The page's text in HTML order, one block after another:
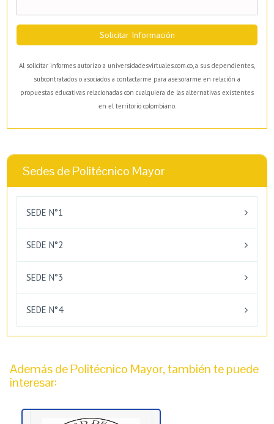
Solicitar Información
Al solicitar informes autorizo a universidadesvirtuales.com.co, a sus dependientes,
subcontratados o asociados a contactarme para asesorarme en relación a
propuestas educativas relacionadas con cualquiera de las alternativas existentes
en el territorio colombiano.
Sedes de Politécnico Mayor
SEDE N°1
SEDE N°2
SEDE N°3
SEDE N°4
Además de Politécnico Mayor, también te puede
interesar: